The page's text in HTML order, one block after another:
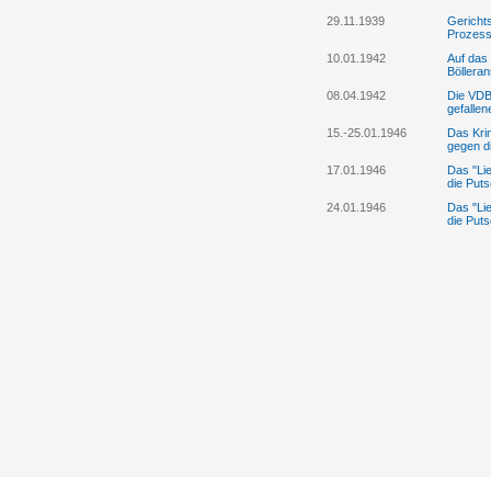
29.11.1939
10.01.1942
Auf das
08.04.1942
Die
15.-25.01.1946
Das
gegen
17.01.1946
Das
die
24.01.1946
Das
die